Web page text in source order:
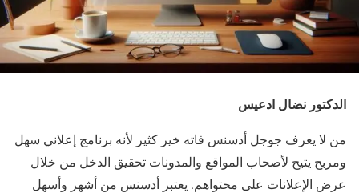
الدكتور نضال ادعيس
من لا يعرف جوجل أدسنس فاته خير كثير لأنه برنامج إعلاني سهل
ومربح يتيح لأصحاب المواقع والمدونات تحقيق الدخل من خلال
عرض الإعلانات على محتواهم. يعتبر أدسنس من أشهر وأسهل